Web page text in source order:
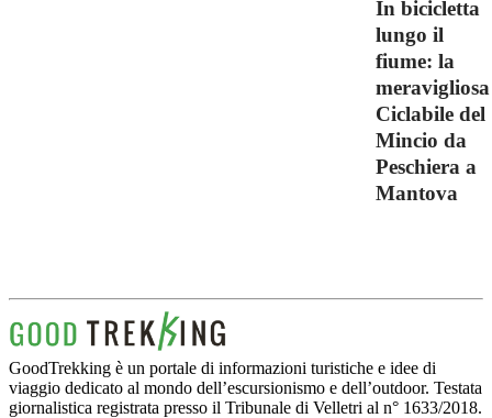
In bicicletta
lungo il
fiume: la
meravigliosa
Ciclabile del
Mincio da
Peschiera a
Mantova
GoodTrekking è un portale di informazioni turistiche e idee di
viaggio dedicato al mondo dell’escursionismo e dell’outdoor. Testata
giornalistica registrata presso il Tribunale di Velletri al n° 1633/2018.